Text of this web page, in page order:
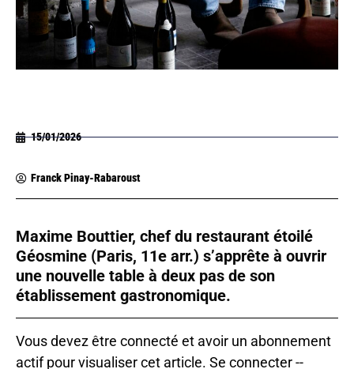
15/01/2026
Franck Pinay-Rabaroust
Maxime Bouttier, chef du restaurant étoilé
Géosmine (Paris, 11e arr.) s’apprête à ouvrir
une nouvelle table à deux pas de son
établissement gastronomique.
Vous devez être connecté et avoir un abonnement
actif pour visualiser cet article. Se connecter--